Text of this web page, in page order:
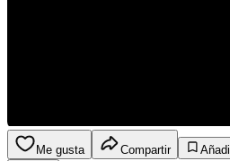
Me gusta Compartir